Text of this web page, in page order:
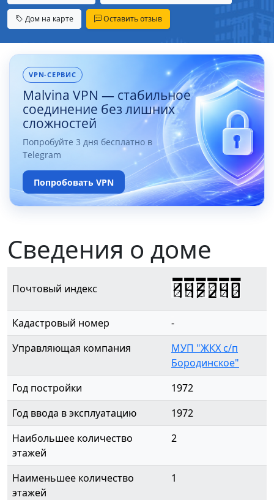
Дом на карте Оставить отзыв
VPN-СЕРВИС
Malvina VPN — стабильное
соединение без лишних
сложностей
Попробуйте 3 дня бесплатно в
Telegram
Попробовать VPN
Сведения о доме
Почтовый индекс 143240
Кадастровый номер
-
Управляющая компания
МУП "ЖКХ с/п
Бородинское"
Год постройки
1972
Год ввода в эксплуатацию
1972
Наибольшее количество
этажей
2
Наименьшее количество
этажей
1